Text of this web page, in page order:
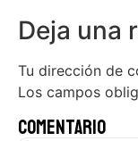
Deja una
Tu dirección de
Los campos
Comentario